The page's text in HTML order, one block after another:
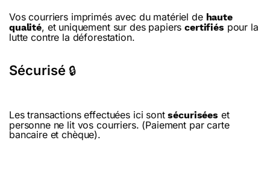
Vos courriers imprimés avec du matériel de haute
qualité, et uniquement sur des papierscertifiés pour la
lutte contre la déforestation.
Sécurisé 🔒
Les transactions effectuées ici sontsécurisées et
personne ne lit vos courriers. (Paiement par carte
bancaire et chèque).